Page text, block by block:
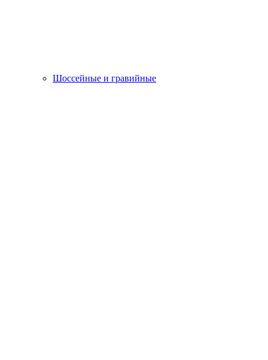
Шоссейные и гравийные